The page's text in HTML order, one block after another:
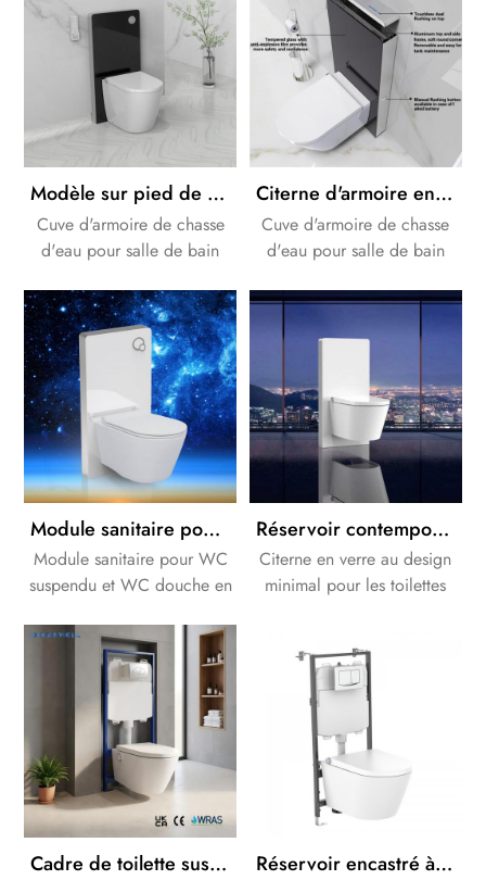
Modèle sur pied de réservoir d'armoire en verre à rinçage puissant haut de gamme
Cuve d'armoire de chasse
d'eau pour salle de bain
est disponible pour le blanc
ou le noir.
Citerne d'armoire en verre de couleur noire et blanche à double rinçage puissant
Cuve d'armoire de chasse
d'eau pour salle de bain
est disponible pour le blanc
ou le noir.
Module sanitaire pour WC suspendu ou au sol
Module sanitaire pour WC
suspendu et WC douche en
bas apparent
Réservoir contemporain pour éléments WC au design soigné et ordonné
Citerne en verre au design
minimal pour les toilettes
esthétique et fonctionnalité.
Cadre de toilette suspendu mécanique à citerne dissimulée avec fournisseur de plaque de chasse Réservoir encastré à double chasse pour WC suspendu